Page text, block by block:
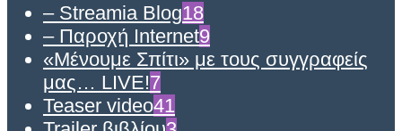
– Streamia Blog18
– Παροχή Internet9
«Μένουμε Σπίτι» με τους συγγραφείς
μας… LIVE!7
Teaser video41